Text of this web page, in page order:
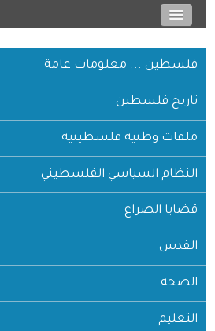
فلسطين ... معلومات عامة
تاريخ فلسطين
ملفات وطنية فلسطينية
النظام السياسي الفلسطيني
قضايا الصراع
القدس
الصحة
التعليم